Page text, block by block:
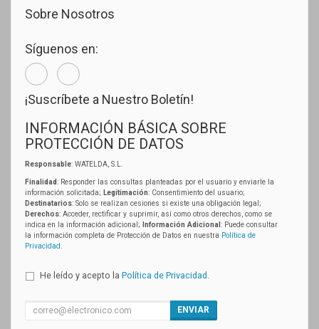
Sobre Nosotros
Síguenos en:
¡Suscríbete a Nuestro Boletín!
INFORMACIÓN BÁSICA SOBRE
PROTECCIÓN DE DATOS
Responsable: WATELDA, S.L.
Finalidad: Responder las consultas planteadas por el usuario y enviarle la
información solicitada; Legitimación: Consentimiento del usuario;
Destinatarios: Solo se realizan cesiones si existe una obligación legal;
Derechos: Acceder, rectificar y suprimir, así como otros derechos, como se
indica en la información adicional;
Información Adicional : Puede consultar
la información completa de Protección de Datos en nuestra Política de
Privacidad
He leído y acepto la Política de Privacidad
ENVIAR